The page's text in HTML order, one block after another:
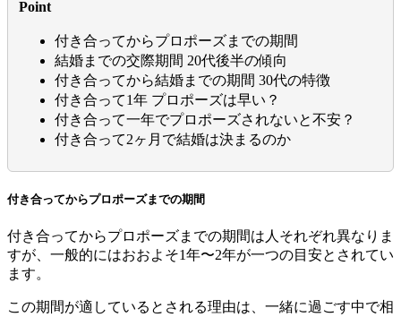
Point
付き合ってからプロポーズまでの期間
結婚までの交際期間 20代後半の傾向
付き合ってから結婚までの期間 30代の特徴
付き合って1年 プロポーズは早い？
付き合って一年でプロポーズされないと不安？
付き合って2ヶ月で結婚は決まるのか
付き合ってからプロポーズまでの期間
付き合ってからプロポーズまでの期間は人それぞれ異なりま
すが、一般的にはおおよそ1年〜2年が一つの目安とされてい
ます。
この期間が適しているとされる理由は、一緒に過ごす中で相